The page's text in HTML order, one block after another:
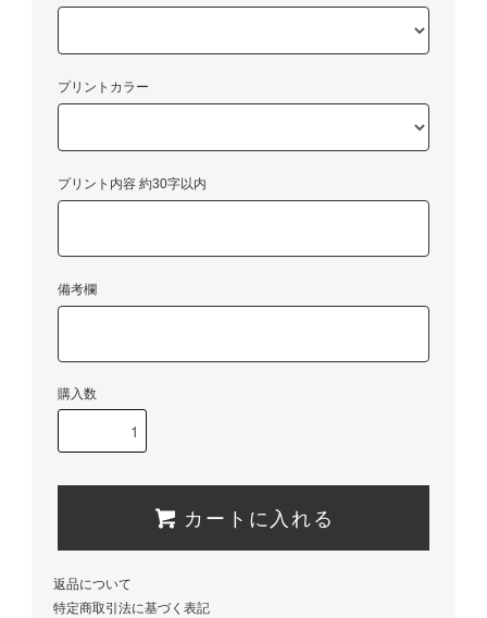
プリントカラー
プリント内容 約30字以内
備考欄
購入数
カートに入れる
返品について
特定商取引法に基づく表記